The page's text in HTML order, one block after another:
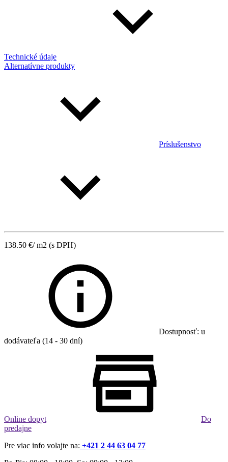
Technické údaje
Alternatívne produkty
Príslušenstvo
138.50 €/ m2 (s DPH)
Dostupnosť: u
dodávateľa (14 - 30 dní)
Online dopyt
Do
predajne
Pre viac info volajte na: +421 2 44 63 04 77